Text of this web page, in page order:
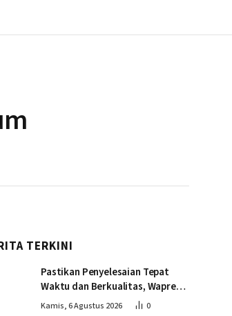
TERKINI
Pastikan Penyelesaian Tepat
Waktu dan Berkualitas, Wapres
Tinjau Pembangunan Jembatan
Kamis, 6 Agustus 2026 0